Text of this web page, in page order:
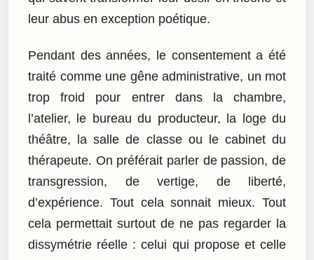
leur abus en exception poétique.
Pendant des années, le consentement a été
traité comme une gêne administrative, un mot
trop froid pour entrer dans la chambre,
l’atelier, le bureau du producteur, la loge du
théâtre, la salle de classe ou le cabinet du
thérapeute. On préférait parler de passion, de
transgression, de vertige, de liberté,
d’expérience. Tout cela sonnait mieux. Tout
cela permettait surtout de ne pas regarder la
dissymétrie réelle : celui qui propose et celle